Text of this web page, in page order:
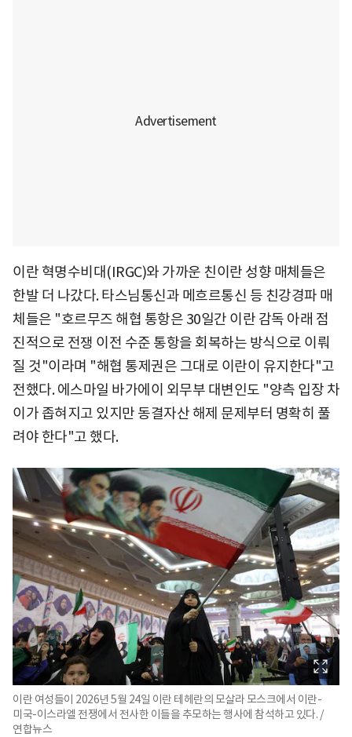
이란 혁명수비대(IRGC)와 가까운 친이란 성향 매체들은
한발 더 나갔다. 타스님통신과 메흐르통신 등 친강경파 매
체들은 "호르무즈 해협 통항은 30일간 이란 감독 아래 점
진적으로 전쟁 이전 수준 통항을 회복하는 방식으로 이뤄
질 것"이라며 "해협 통제권은 그대로 이란이 유지한다"고
전했다. 에스마일 바가에이 외무부 대변인도 "양측 입장 차
이가 좁혀지고 있지만 동결자산 해제 문제부터 명확히 풀
려야 한다"고 했다.
이란 여성들이 2026년 5월 24일 이란 테헤란의 모살라 모스크에서 이란-
미국-이스라엘 전쟁에서 전사한 이들을 추모하는 행사에 참석하고 있다. /
연합뉴스